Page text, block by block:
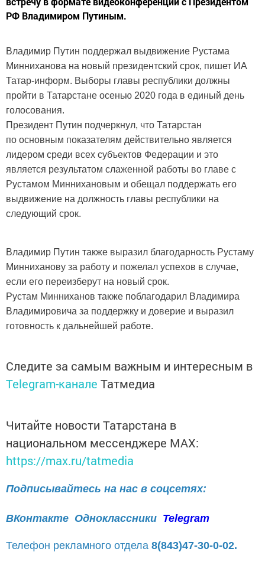
РФ Владимиром Путиным.
Владимир Путин поддержал выдвижение Рустама
Минниханова на новый президентский срок, пишет ИА
Татар-информ. Выборы главы республики должны
пройти в Татарстане осенью 2020 года в единый день
голосования.
Президент Путин подчеркнул, что Татарстан
по основным показателям действительно является
лидером среди всех субъектов Федерации и это
является результатом слаженной работы во главе с
Рустамом Миннихановым и обещал поддержать его
выдвижение на должность главы республики на
следующий срок.
Владимир Путин также выразил благодарность Рустаму
Минниханову за работу и пожелал успехов в случае,
если его переизберут на новый срок.
Рустам Минниханов также поблагодарил Владимира
Владимировича за поддержку и доверие и выразил
готовность к дальнейшей работе.
Следите за самым важным и интересным в
Telegram-канале Татмедиа
Читайте новости Татарстана в
национальном мессенджере MАХ:
https://max.ru/tatmedia
Подписывайтесь на нас в соцсетях:
ВКонтакте Одноклассники Telegram
Телефон рекламного отдела 8(843)47-30-0-02.